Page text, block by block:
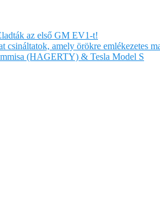
az első GM EV1-t!
csináltatok, amely örökre emlékezetes
(HAGERTY) & Tesla Model S